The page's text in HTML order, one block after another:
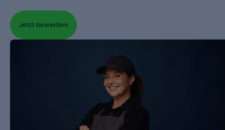
Jetzt bewerben